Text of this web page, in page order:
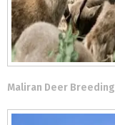
Maliran Deer Breeding